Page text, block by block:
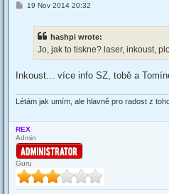
P19 Nov 2014 20:32
hashpi wrote:
Jo, jak to tiskne? laser, inkoust,
Inkoust... více info SZ, tobě a
Létám jak umím, ale hlavně pro radost z
REX
Admin
Guru